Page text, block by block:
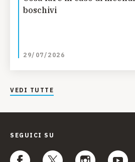
boschivi
29/07/2026
VEDI TUTTE
SEGUICI SU